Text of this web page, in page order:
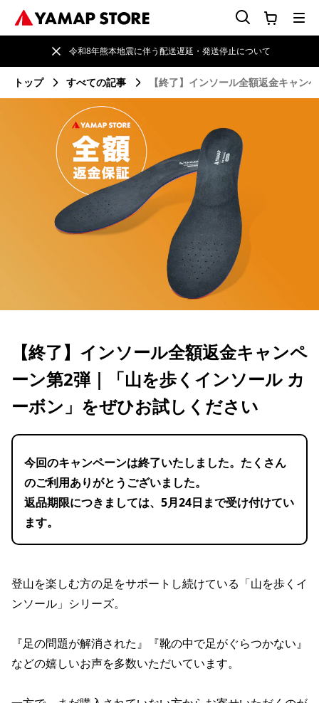
令和8年熊本地震に伴う配送遅延・発送停止について
トップ すべての記事 【終了】インソール全額返金キャン
【終了】インソール全額返金キャンペ
ーン第2弾｜「山を歩くインソール カ
ーボン」をぜひお試しください
今回のキャンペーンは終了いたしました。 たくさん
のご利用ありがとうございました。
返品期限につきましては、 5月24日まで受け付けてい
ます。
登山を楽しむ方の足をサポートし続けている「山を歩くイ
ンソール」シリーズ。
『足の問題が解消された』『靴の中で足がぐらつかない』
などの嬉しいお声を多数いただいています。